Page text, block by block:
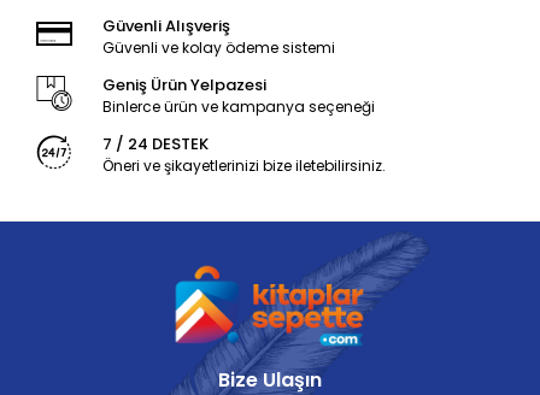
Güvenli Alışveriş
Güvenli ve kolay ödeme sistemi
Geniş Ürün Yelpazesi
Binlerce ürün ve kampanya seçeneği
7 / 24 DESTEK
Öneri ve şikayetlerinizi bize iletebilirsiniz.
Bize Ulaşın